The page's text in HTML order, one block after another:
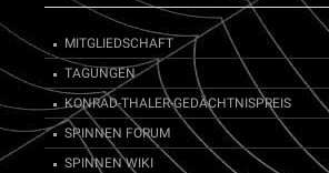
MITGLIEDSCHAFT
TAGUNGEN
KONRAD-THALER-GEDÄCHTNISPREIS
SPINNEN FORUM
SPINNEN WIKI